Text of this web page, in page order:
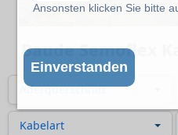
Ansonsten klicken Sie bitte
Einverstanden
Baude Semoflex
Aderquerschnitt
Kabelart